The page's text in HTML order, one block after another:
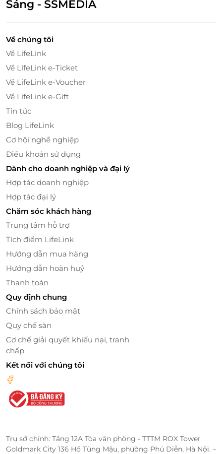
đẹp của phong cách đường phố bụi bặm, phá cách
từ thùng phuy cực kỳ ấn tượng, hệ thống bếp
nướng không khói giúp thực khách thoải mái
thưởng thức mà không lo bị ám mùi hay ám khói
thích hợp cho những buổi hẹn hò, tụ tập bạn bè hay
sum họp gia đình.
Đến với Jinro BBQ
chất lượng thực phẩm hoàn toàn tươi ngon, được
cung cấp từ những đơn vị được cấp phép kiểm định
về an toàn thực phẩm.
Sáng - SSMEDIA
Về chúng tôi
Về LifeLink
Về LifeLink e-Ticket
Về LifeLink e-Voucher
Về LifeLink e-Gift
Tin tức
Blog LifeLink
Cơ hội nghề nghiệp
Điều khoản sử dụng
Dành cho doanh nghiệp và đại lý
Hợp tác doanh nghiệp
Hợp tác đại lý
Chăm sóc khách hàng
Trung tâm hỗ trợ
Tích điểm LifeLink
Hướng dẫn mua hàng
Hướng dẫn hoàn huỷ
Thanh toán
Quy định chung
Chính sách bảo mật
Quy chế sàn
Cơ chế giải quyết khiếu nại, tranh
chấp
Kết nối với chúng tôi
Trụ sở chính: Tầng 12A Tòa văn phòng - TTTM ROX Tower
Goldmark City 136 Hồ Tùng Mậu, phường Phú Diễn, Hà Nội. –